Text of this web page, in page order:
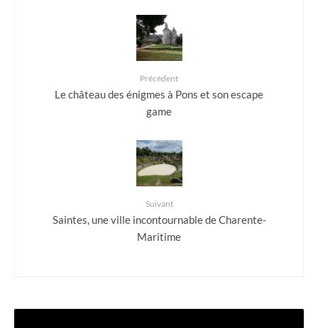
Précédent
Le château des énigmes à Pons et son escape
game
Suivant
Saintes, une ville incontournable de Charente-
Maritime